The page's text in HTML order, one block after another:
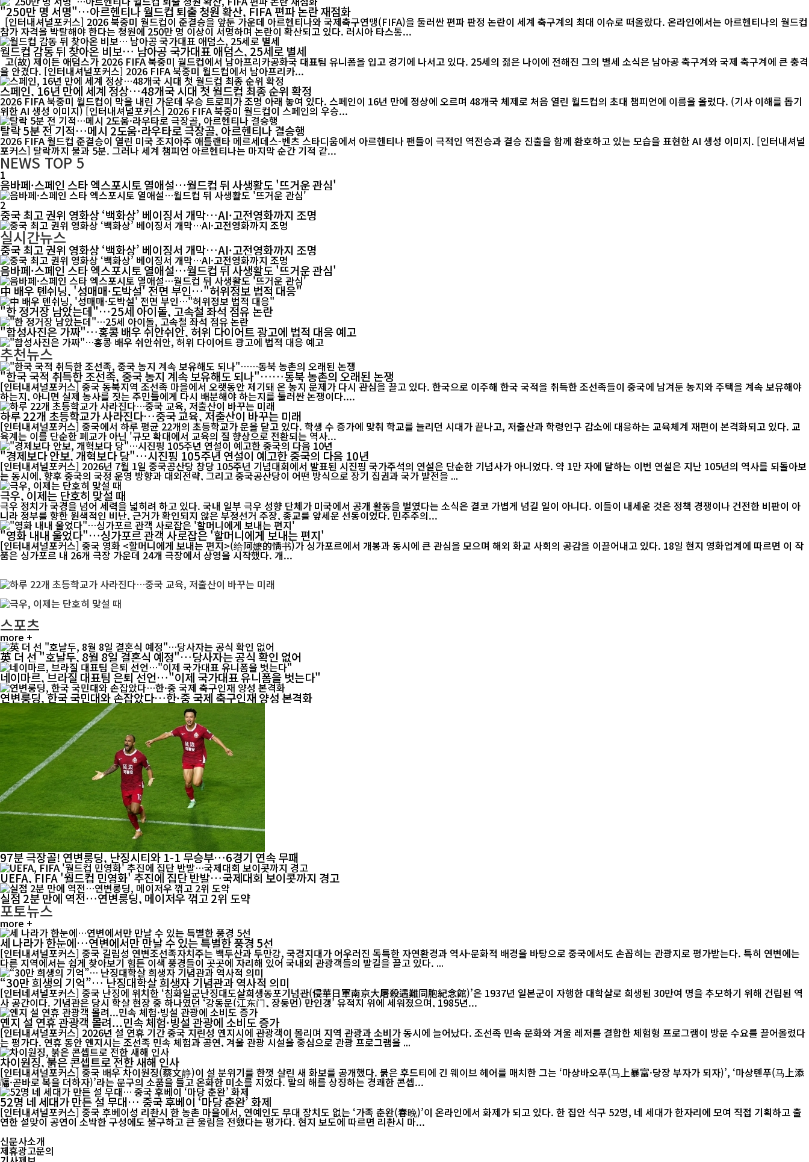
"250만 명 서명"…아르헨티나 월드컵 퇴출 청원 확산, FIFA 편파 논란 재점화
[인터내셔널포커스] 2026 북중미 월드컵이 준결승을 앞둔 가운데 아르헨티나와 국제축구연맹(FIFA)을 둘러싼 편파 판정 논란이 세계 축구계의 최대 이슈로 떠올랐다. 온라인에서는 아르헨티나의 월드컵
참가 자격을 박탈해야 한다는 청원에 250만 명 이상이 서명하며 논란이 확산되고 있다. 러시아 타스통...
월드컵 감동 뒤 찾아온 비보… 남아공 국가대표 애덤스, 25세로 별세
고(故) 제이든 애덤스가 2026 FIFA 북중미 월드컵에서 남아프리카공화국 대표팀 유니폼을 입고 경기에 나서고 있다. 25세의 젊은 나이에 전해진 그의 별세 소식은 남아공 축구계와 국제 축구계에 큰 충격
을 안겼다. [인터내셔널포커스] 2026 FIFA 북중미 월드컵에서 남아프리카...
스페인, 16년 만에 세계 정상…48개국 시대 첫 월드컵 최종 순위 확정
2026 FIFA 북중미 월드컵이 막을 내린 가운데 우승 트로피가 조명 아래 놓여 있다. 스페인이 16년 만에 정상에 오르며 48개국 체제로 처음 열린 월드컵의 초대 챔피언에 이름을 올렸다. (기사 이해를 돕기
위한 AI 생성 이미지) [인터내셔널포커스] 2026 FIFA 북중미 월드컵이 스페인의 우승...
탈락 5분 전 기적…메시 2도움·라우타로 극장골, 아르헨티나 결승행
2026 FIFA 월드컵 준결승이 열린 미국 조지아주 애틀랜타 메르세데스-벤츠 스타디움에서 아르헨티나 팬들이 극적인 역전승과 결승 진출을 함께 환호하고 있는 모습을 표현한 AI 생성 이미지. [인터내셔널
포커스] 탈락까지 불과 5분. 그러나 세계 챔피언 아르헨티나는 마지막 순간 기적 같...
NEWS TOP 5
1
음바페·스페인 스타 엑스포시토 열애설…월드컵 뒤 사생활도 '뜨거운 관심'
2
중국 최고 권위 영화상 ‘백화상’ 베이징서 개막…AI·고전영화까지 조명
실시간뉴스
중국 최고 권위 영화상 ‘백화상’ 베이징서 개막…AI·고전영화까지 조명
음바페·스페인 스타 엑스포시토 열애설…월드컵 뒤 사생활도 '뜨거운 관심'
中 배우 톈쉬닝, '성매매·도박설' 전면 부인…"허위정보 법적 대응"
"한 정거장 남았는데"…25세 아이돌, 고속철 좌석 점유 논란
"합성사진은 가짜"…홍콩 배우 쉬안쉬안, 허위 다이어트 광고에 법적 대응 예고
추천뉴스
"한국 국적 취득한 조선족, 중국 농지 계속 보유해도 되나"……동북 농촌의 오래된 논쟁
[인터내셔널포커스] 중국 동북지역 조선족 마을에서 오랫동안 제기돼 온 농지 문제가 다시 관심을 끌고 있다. 한국으로 이주해 한국 국적을 취득한 조선족들이 중국에 남겨둔 농지와 주택을 계속 보유해야
하는지, 아니면 실제 농사를 짓는 주민들에게 다시 배분해야 하는지를 둘러싼 논쟁이다....
하루 22개 초등학교가 사라진다…중국 교육, 저출산이 바꾸는 미래
[인터내셔널포커스] 중국에서 하루 평균 22개의 초등학교가 문을 닫고 있다. 학생 수 증가에 맞춰 학교를 늘리던 시대가 끝나고, 저출산과 학령인구 감소에 대응하는 교육체계 재편이 본격화되고 있다. 교
육계는 이를 단순한 폐교가 아닌 '규모 확대에서 교육의 질 향상으로 전환되는 역사...
"경제보다 안보, 개혁보다 당"…시진핑 105주년 연설이 예고한 중국의 다음 10년
[인터내셔널포커스] 2026년 7월 1일 중국공산당 창당 105주년 기념대회에서 발표된 시진핑 국가주석의 연설은 단순한 기념사가 아니었다. 약 1만 자에 달하는 이번 연설은 지난 105년의 역사를 되돌아보
는 동시에, 향후 중국의 국정 운영 방향과 대외전략, 그리고 중국공산당이 어떤 방식으로 장기 집권과 국가 발전을 ...
극우, 이제는 단호히 맞설 때
극우 정치가 국경을 넘어 세력을 넓히려 하고 있다. 국내 일부 극우 성향 단체가 미국에서 공개 활동을 벌였다는 소식은 결코 가볍게 넘길 일이 아니다. 이들이 내세운 것은 정책 경쟁이나 건전한 비판이 아
니라 정부를 향한 원색적인 비난, 근거가 확인되지 않은 부정선거 주장, 종교를 앞세운 선동이었다. 민주주의...
"영화 내내 울었다"…싱가포르 관객 사로잡은 '할머니에게 보내는 편지'
[인터내셔널포커스] 중국 영화 <할머니에게 보내는 편지>(给阿嬷的情书)가 싱가포르에서 개봉과 동시에 큰 관심을 모으며 해외 화교 사회의 공감을 이끌어내고 있다. 18일 현지 영화업계에 따르면 이 작
품은 싱가포르 내 26개 극장 가운데 24개 극장에서 상영을 시작했다. 개...
스포츠
more +
英 더 선 "호날두, 8월 8일 결혼식 예정"…당사자는 공식 확인 없어
네이마르, 브라질 대표팀 은퇴 선언…"이제 국가대표 유니폼을 벗는다"
연변룽딩, 한국 국민대와 손잡았다…한·중 국제 축구인재 양성 본격화
97분 극장골! 연변룽딩, 난징시티와 1-1 무승부…6경기 연속 무패
UEFA, FIFA '월드컵 민영화' 추진에 집단 반발…국제대회 보이콧까지 경고
실점 2분 만에 역전…연변룽딩, 메이저우 꺾고 2위 도약
포토뉴스
more +
세 나라가 한눈에…연변에서만 만날 수 있는 특별한 풍경 5선
[인터내셔널포커스] 중국 길림성 연변조선족자치주는 백두산과 두만강, 국경지대가 어우러진 독특한 자연환경과 역사·문화적 배경을 바탕으로 중국에서도 손꼽히는 관광지로 평가받는다. 특히 연변에는
다른 지역에서는 쉽게 찾아보기 힘든 이색 풍경들이 곳곳에 자리해 있어 국내외 관광객들의 발길을 끌고 있다. ...
“30만 희생의 기억”… 난징대학살 희생자 기념관과 역사적 의미
[인터네셔널포커스] 중국 난징에 위치한 ‘침화일군난징대도살희생동포기념관(侵華日軍南京大屠殺遇難同胞紀念館)’은 1937년 일본군이 자행한 대학살로 희생된 30만여 명을 추모하기 위해 건립된 역
사 공간이다. 기념관은 당시 학살 현장 중 하나였던 ‘강동문(江东门, 장둥먼) 만인갱’ 유적지 위에 세워졌으며, 1985년...
옌지 설 연휴 관광객 몰려...민속 체험·빙설 관광에 소비도 증가
[인터내셔널포커스] 2026년 설 연휴 기간 중국 지린성 옌지시에 관광객이 몰리며 지역 관광과 소비가 동시에 늘어났다. 조선족 민속 문화와 겨울 레저를 결합한 체험형 프로그램이 방문 수요를 끌어올렸다
는 평가다. 연휴 동안 옌지시는 조선족 민속 체험과 공연, 겨울 관광 시설을 중심으로 관광 프로그램을 ...
차이원징, 붉은 콘셉트로 전한 새해 인사
[인터내셔널포커스] 중국 배우 차이원징(蔡文静)이 설 분위기를 한껏 살린 새 화보를 공개했다. 붉은 후드티에 긴 웨이브 헤어를 매치한 그는 ‘마상바오푸(马上暴富·당장 부자가 되자)’, ‘마상톈푸(马上添
福·곧바로 복을 더하자)’라는 문구의 소품을 들고 온화한 미소를 지었다. 말의 해를 상징하는 경쾌한 콘셉...
52명 네 세대가 만든 설 무대… 중국 후베이 ‘마당 춘완’ 화제
[인터내셔널포커스] 중국 후베이성 리촨시 한 농촌 마을에서, 연예인도 무대 장치도 없는 ‘가족 춘완(春晚)’이 온라인에서 화제가 되고 있다. 한 집안 식구 52명, 네 세대가 한자리에 모여 직접 기획하고 출
연한 설맞이 공연이 소박한 구성에도 불구하고 큰 울림을 전했다는 평가다. 현지 보도에 따르면 리촨시 마...
신문사소개
제휴광고문의